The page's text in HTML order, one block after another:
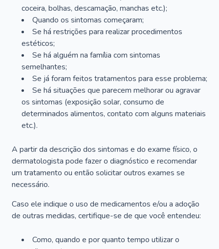
coceira, bolhas, descamação, manchas etc.);
Quando os sintomas começaram;
Se há restrições para realizar procedimentos
estéticos;
Se há alguém na família com sintomas
semelhantes;
Se já foram feitos tratamentos para esse problema;
Se há situações que parecem melhorar ou agravar
os sintomas (exposição solar, consumo de
determinados alimentos, contato com alguns materiais
etc.).
A partir da descrição dos sintomas e do exame físico, o
dermatologista pode fazer o diagnóstico e recomendar
um tratamento ou então solicitar outros exames se
necessário.
Caso ele indique o uso de medicamentos e/ou a adoção
de outras medidas, certifique-se de que você entendeu:
Como, quando e por quanto tempo utilizar o